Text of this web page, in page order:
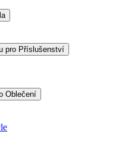
pro Příslušenství
Oblečení